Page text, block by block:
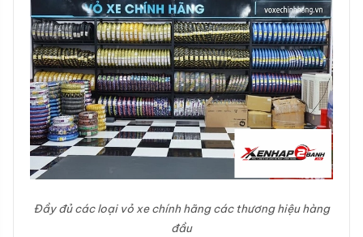
Đầy đủ các loại vỏ xe chính hãng các thương hiệu hàng
đầu